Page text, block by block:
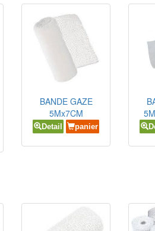
BANDE GAZE
5Mx7CM
Detail panier